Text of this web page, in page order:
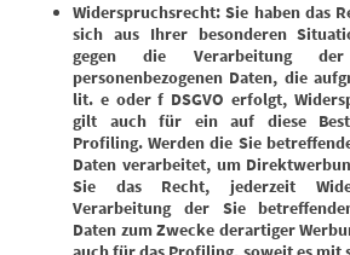
Widerspruchsrecht: Sie haben das
sich aus Ihrer besonderen
gegen die Verarbeitung
personenbezogenen Daten, die
lit. e oder f DSGVO erfolgt,
gilt auch für ein auf diese
Profiling. Werden die Sie
Daten verarbeitet, um
Sie das Recht, jederzeit
Verarbeitung der Sie
Daten zum Zwecke derartiger